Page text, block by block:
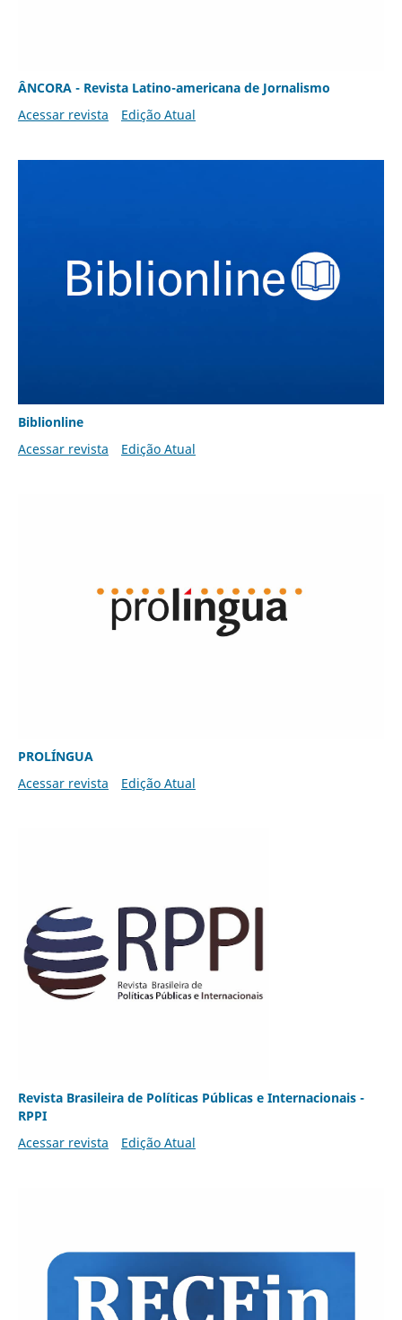
ÂNCORA - Revista Latino-americana de Jornalismo
Acessar revista
Edição Atual
Biblionline
Acessar revista
Edição Atual
PROLÍNGUA
Acessar revista
Edição Atual
Revista Brasileira de Políticas Públicas e Internacionais -
RPPI
Acessar revista
Edição Atual